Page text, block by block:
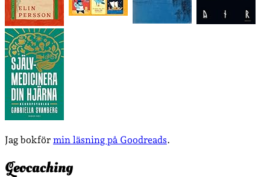
Jag bokför min läsning på Goodreads.
Geocaching